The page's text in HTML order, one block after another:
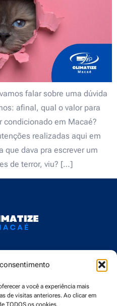
a você a experiência mais
de visitas anteriores. Ao clicar em
TODOS os cookies.
falar sobre uma dúvida
afinal, qual o valor para
condicionado em Macaé?
realizadas aqui em
que dava pra escrever um
de terror, viu? […]